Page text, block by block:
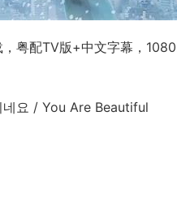
粤配TV版+中文字幕，
네요 / You Are Beautiful